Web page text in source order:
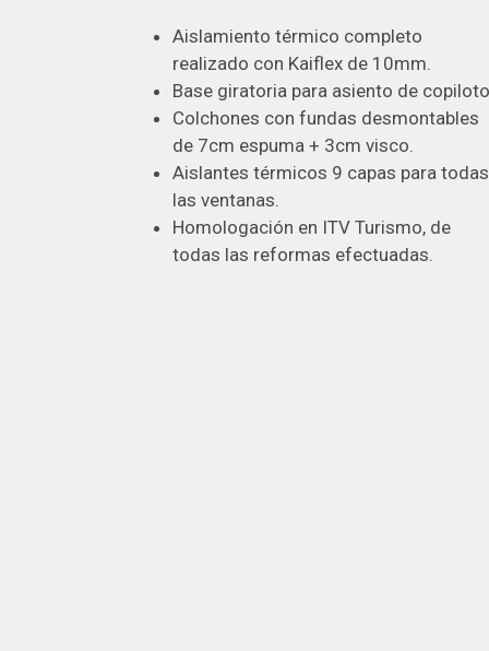
Aislamiento térmico completo
realizado con Kaiflex de 10mm.
Base giratoria para asiento de
Colchones con fundas desmontables
de 7cm espuma + 3cm visco.
Aislantes térmicos 9 capas para todas
las ventanas.
Homologación en ITV Turismo, de
todas las reformas efectuadas.